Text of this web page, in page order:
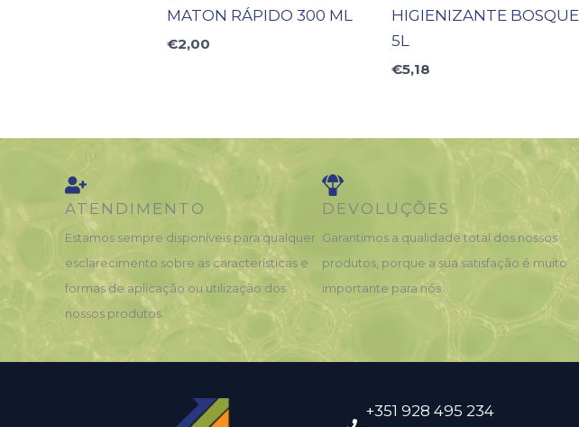
MATON RÁPIDO 300 ML
€2,00
HIGIENIZANTE BOSQUE
5L
€5,18
ATENDIMENTO
Estamos sempre disponíveis para qualquer
esclarecimento sobre as características e
formas de aplicação ou utilização dos
nossos produtos.
DEVOLUÇÕES
Garantimos a qualidade total dos nossos
produtos, porque a sua satisfação é muito
importante para nós.
+351 928 495 234